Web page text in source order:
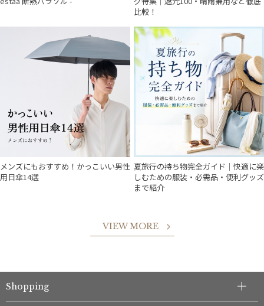
比較！
メンズにもおすすめ！かっこいい男性
用日傘14選
夏旅行の持ち物完全ガイド｜快適に楽
しむための服装・必需品・便利グッズ
まで紹介
VIEW MORE
Shopping